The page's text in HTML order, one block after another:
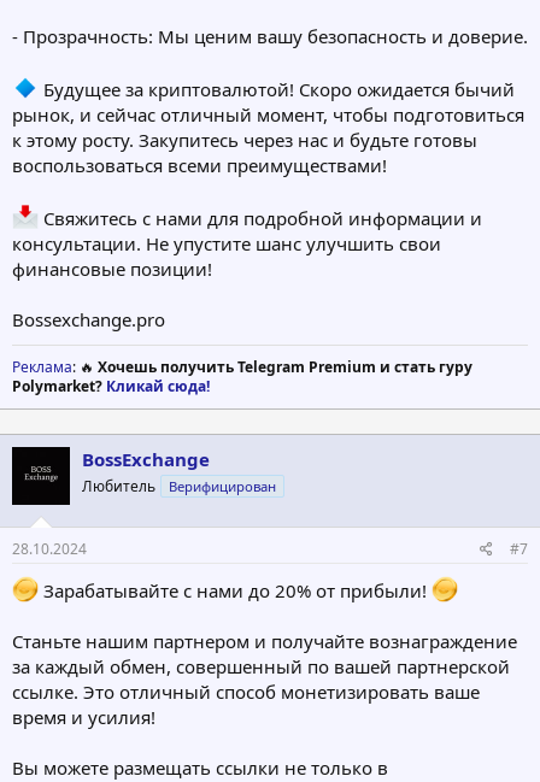
- Прозрачность: Мы ценим вашу безопасность и доверие.
Будущее за криптовалютой! Скоро ожидается бычий
рынок, и сейчас отличный момент, чтобы подготовиться
к этому росту. Закупитесь через нас и будьте готовы
воспользоваться всеми преимуществами!
Свяжитесь с нами для подробной информации и
консультации. Не упустите шанс улучшить свои
финансовые позиции!
Bossexchange.pro
Реклама: 🔥 Хочешь получить Telegram Premium и стать гуру
Polymarket? Кликай сюда!
BossExchange
Любитель Верифицирован
28.10.2024 #7
Зарабатывайте с нами до 20% от прибыли!
Станьте нашим партнером и получайте вознаграждение
за каждый обмен, совершенный по вашей партнерской
ссылке. Это отличный способ монетизировать ваше
время и усилия!
Вы можете размещать ссылки не только в